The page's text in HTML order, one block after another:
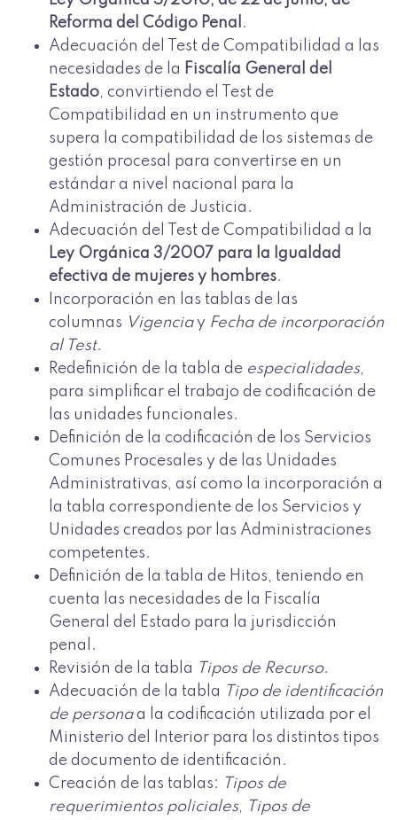
Reforma del Código Penal .
Adecuación del Test de Compatibilidad a las
necesidades de la Fiscalía General del
Estado, convirtiendo el Test de
Compatibilidad en un instrumento que
supera la compatibilidad de los sistemas de
gestión procesal para convertirse en un
estándar a nivel nacional para la
Administración de Justicia.
Adecuación del Test de Compatibilidad a la
Ley Orgánica 3/2007 para la Igualdad
efectiva de mujeres y hombres.
Incorporación en las tablas de las
columnas Vigenciay Fecha de incorporación
al Test.
Redefinición de la tabla de especialidades,
para simplificar el trabajo de codificación de
las unidades funcionales.
Definición de la codificación de los Servicios
Comunes Procesales y de las Unidades
Administrativas, así como la incorporación a
la tabla correspondiente de los Servicios y
Unidades creados por las Administraciones
competentes.
Definición de la tabla de Hitos, teniendo en
cuenta las necesidades de la Fiscalía
General del Estado para la jurisdicción
penal.
Revisión de la tabla
Tipos de Recurso.
Adecuación de la tabla
Tipo de identificación
de personaa la codificación utilizada por el
Ministerio del Interior para los distintos tipos
de documento de identificación.
Creación de las tablas:
Tipos de
requerimientos policiales,
Tipos de